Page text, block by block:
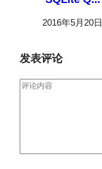
2016年5月20日
发表评论